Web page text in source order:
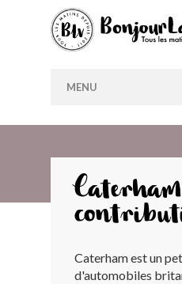
MENU
ARCHIVES
LES
Caterham est un
d'automobiles